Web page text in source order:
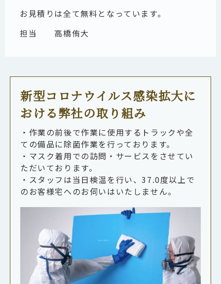
お見積りは全て無料となっています。
担当
高橋侑大
新型コロナウイルス感染拡大に
おける弊社の取り組み
・作業の前後で作業に使用するトラックや全
ての備品に除菌作業を行っております。
・マスク着用での訪問・サービスをさせてい
ただいております。
・スタッフは当日検温を行い、37.0度以上で
のお客様宅へのお伺いはいたしません。